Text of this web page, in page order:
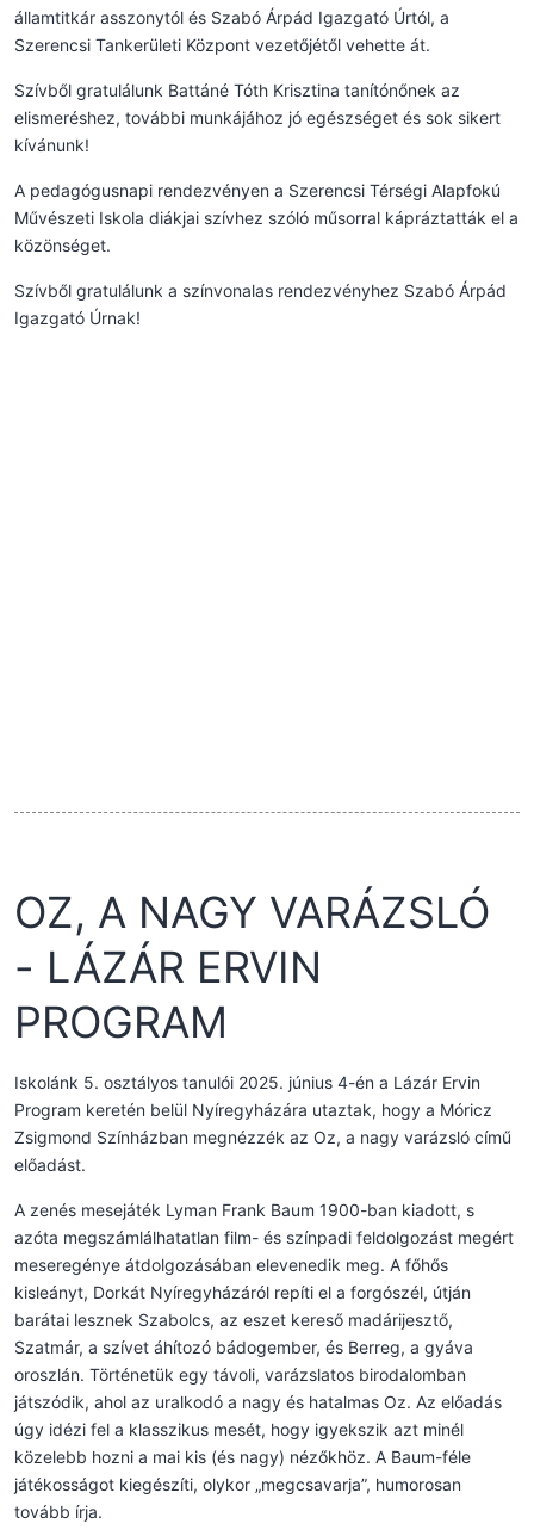
államtitkár asszonytól és Szabó Árpád Igazgató Úrtól, a
Szerencsi Tankerületi Központ vezetőjétől vehette át.
Szívből gratulálunk Battáné Tóth Krisztina tanítónőnek az
elismeréshez, további munkájához jó egészséget és sok sikert
kívánunk!
A pedagógusnapi rendezvényen a Szerencsi Térségi Alapfokú
Művészeti Iskola diákjai szívhez szóló műsorral kápráztatták el a
közönséget.
Szívből gratulálunk a színvonalas rendezvényhez Szabó Árpád
Igazgató Úrnak!
OZ, A NAGY VARÁZSLÓ
- LÁZÁR ERVIN
PROGRAM
Iskolánk 5. osztályos tanulói 2025. június 4-én a Lázár Ervin
Program keretén belül Nyíregyházára utaztak, hogy a Móricz
Zsigmond Színházban megnézzék az Oz, a nagy varázsló című
előadást.
A zenés mesejáték Lyman Frank Baum 1900-ban kiadott, s
azóta megszámlálhatatlan film- és színpadi feldolgozást megért
meseregénye átdolgozásában elevenedik meg. A főhős
kisleányt, Dorkát Nyíregyházáról repíti el a forgószél, útján
barátai lesznek Szabolcs, az eszet kereső madárijesztő,
Szatmár, a szívet áhítozó bádogember, és Berreg, a gyáva
oroszlán. Történetük egy távoli, varázslatos birodalomban
játszódik, ahol az uralkodó a nagy és hatalmas Oz. Az előadás
úgy idézi fel a klasszikus mesét, hogy igyekszik azt minél
közelebb hozni a mai kis (és nagy) nézőkhöz. A Baum-féle
játékosságot kiegészíti, olykor „megcsavarja”, humorosan
tovább írja.